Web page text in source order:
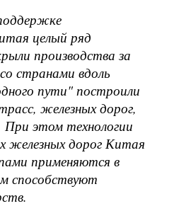
целый ряд
производства за
странами вдоль
пути" построили
железных дорог,
этом технологии
железных дорог Китая
применяются в
способствуют